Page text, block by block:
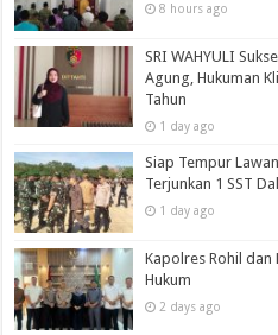
8 hours ago
SRI WAHYULI
Agung, Hukuman
Tahun
1 day ago
Siap Tempur
Terjunkan 1 SST
1 day ago
Kapolres Rohil dan
Hukum
2 days ago